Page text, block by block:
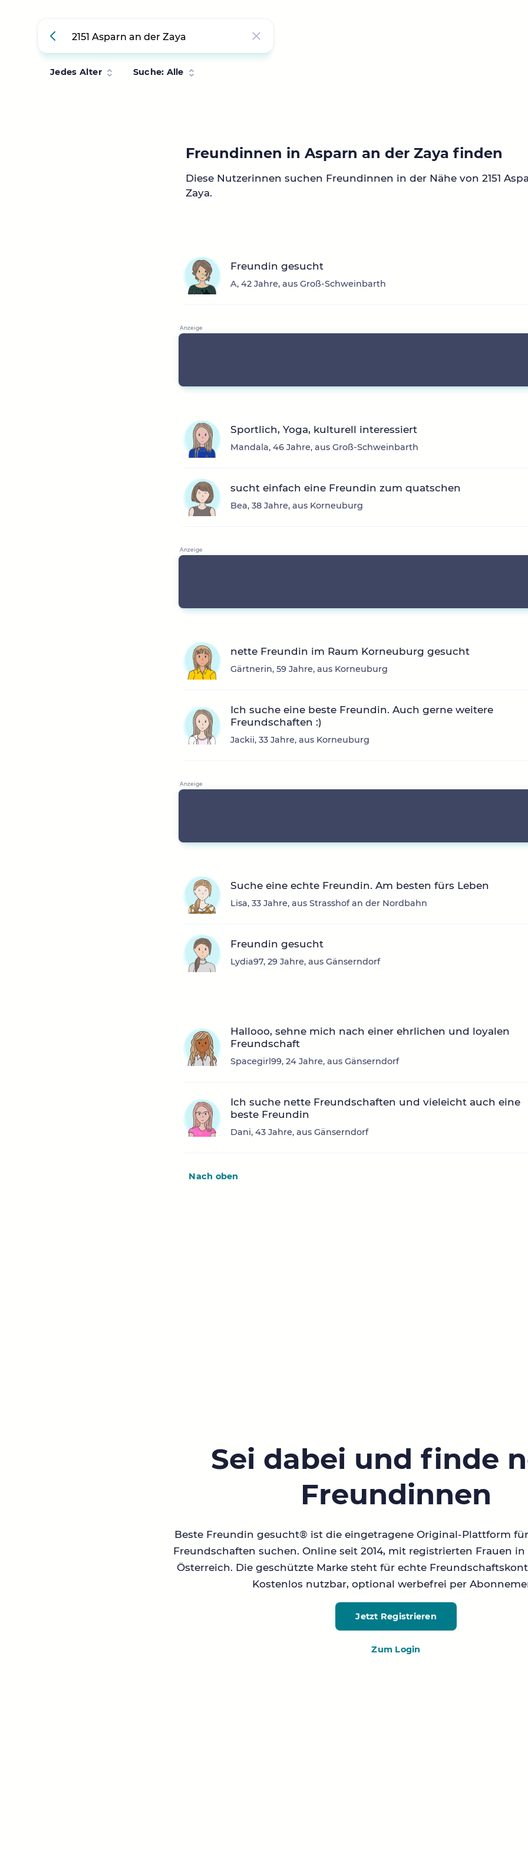
Jedes Alter Suche: Alle
Freundinnen in Asparn an der Zaya finden
Diese Nutzerinnen suchen Freundinnen in der Nähe von 2151
Zaya.
Freundin gesucht
A, 42 Jahre, aus Groß-Schweinbarth
Sportlich, Yoga, kulturell interessiert
Mandala, 46 Jahre, aus Groß-Schweinbarth
sucht einfach eine Freundin zum quatschen
Bea, 38 Jahre, aus Korneuburg
nette Freundin im Raum Korneuburg gesucht
Gärtnerin, 59 Jahre, aus Korneuburg
Ich suche eine beste Freundin. Auch gerne weitere
Freundschaften :)
Jackii, 33 Jahre, aus Korneuburg
Suche eine echte Freundin. Am besten fürs Leben
Lisa, 33 Jahre, aus Strasshof an der Nordbahn
Freundin gesucht
Lydia97, 29 Jahre, aus Gänserndorf
Hallooo, sehne mich nach einer ehrlichen und loyalen
Freundschaft
Spacegirl99, 24 Jahre, aus Gänserndorf
Ich suche nette Freundschaften und vieleicht auch eine
beste Freundin
Dani, 43 Jahre, aus Gänserndorf
Nach oben
Sei dabei und finde
Freundinnen
Beste Freundin gesucht® ist die eingetragene Original-Plattform
Freundschaften suchen. Online seit 2014, mit registrierten Frauen
Österreich. Die geschützte Marke steht für echte
Kostenlos nutzbar, optional werbefrei per
Jetzt Registrieren
Zum Login